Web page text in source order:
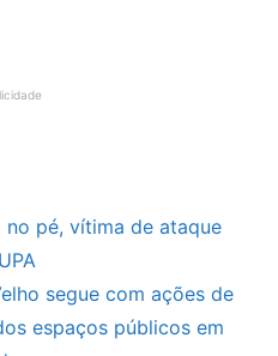
no pé, vítima de ataque
segue com ações de
espaços públicos em